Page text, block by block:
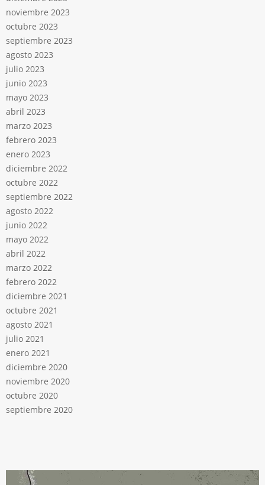
noviembre 2023
octubre 2023
septiembre 2023
agosto 2023
julio 2023
junio 2023
mayo 2023
abril 2023
marzo 2023
febrero 2023
enero 2023
diciembre 2022
octubre 2022
septiembre 2022
agosto 2022
junio 2022
mayo 2022
abril 2022
marzo 2022
febrero 2022
diciembre 2021
octubre 2021
agosto 2021
julio 2021
enero 2021
diciembre 2020
noviembre 2020
octubre 2020
septiembre 2020